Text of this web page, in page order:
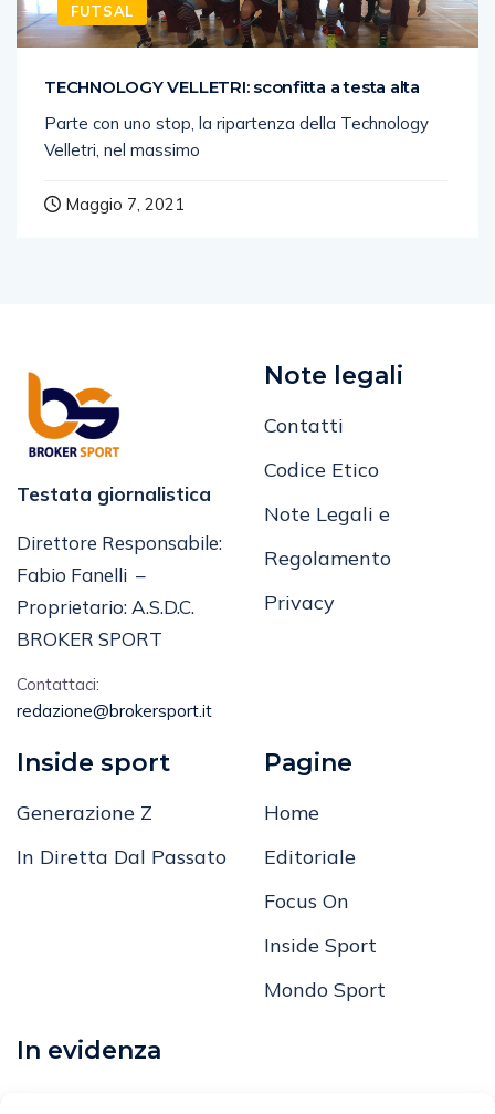
FUTSAL
TECHNOLOGY VELLETRI: sconfitta a testa alta
Parte con uno stop, la ripartenza della Technology
Velletri, nel massimo
Maggio 7, 2021
Testata giornalistica
Direttore Responsabile:
Fabio Fanelli –
Proprietario: A.S.D.C.
BROKER SPORT
Contattaci:
redazione@brokersport.it
Note legali
Contatti
Codice Etico
Note Legali e
Regolamento
Privacy
Inside sport
Generazione Z
In Diretta Dal Passato
Pagine
Home
Editoriale
Focus On
Inside Sport
Mondo Sport
In evidenza